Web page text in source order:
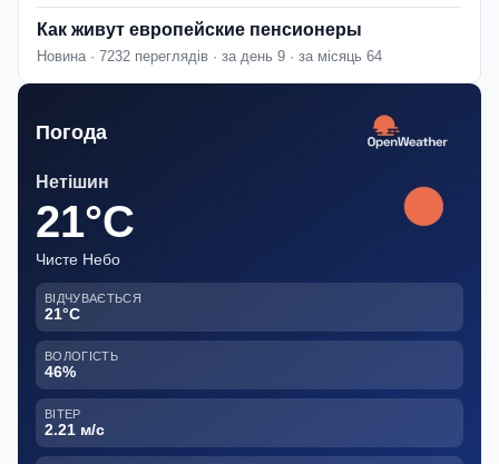
Как живут европейские пенсионеры
Новина · 7232 переглядів · за день 9 · за місяць 64
Погода
Нетішин
21°C
Чисте Небо
ВІДЧУВАЄТЬСЯ
21°C
ВОЛОГІСТЬ
46%
ВІТЕР
2.21 м/с